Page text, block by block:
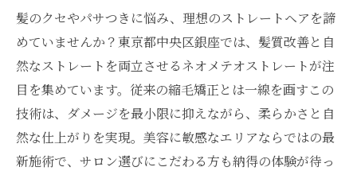
髪のクセやパサつきに悩み、理想のストレートヘアを諦
めていませんか？東京都中央区銀座では、髪質改善と自
然なストレートを両立させるネオメテオストレートが注
目を集めています。従来の縮毛矯正とは一線を画すこの
技術は、ダメージを最小限に抑えながら、柔らかさと自
然な仕上がりを実現。美容に敏感なエリアならではの最
新施術で、サロン選びにこだわる方も納得の体験が待っ